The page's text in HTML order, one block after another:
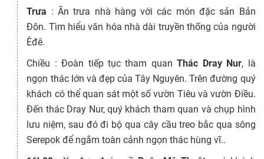
Trưa : Ăn trưa nhà hàng với các món đặc sản Bản
Đôn. Tìm hiểu văn hóa nhà dài truyền thống của người
Êđê.
Chiều : Đoàn tiếp tục tham quanThác Dray Nur, là
ngọn thác lớn và đẹp của Tây Nguyên. Trên đường quý
khách có thể quan sát một số vườn Tiêu và vườn Điều.
Đến thác Dray Nur, quý khách tham quan và chụp hình
lưu niệm, sau đó đi bộ qua cây cầu treo bắc qua sông
Serepok để ngắm toàn cảnh ngọn thác hùng vĩ..